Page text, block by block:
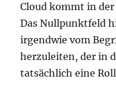
Cloud kommt in
Das Nullpunktfeld
irgendwie vom
herzuleiten, der in
tatsächlich eine